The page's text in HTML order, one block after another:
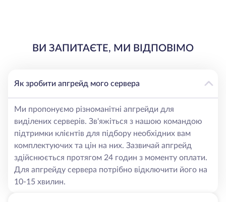
ВИ ЗАПИТАЄТЕ, МИ ВІДПОВІМО
Як зробити апгрейд мого сервера
Ми пропонуємо різноманітні апгрейди для
виділених серверів. Зв'яжіться з нашою командою
підтримки клієнтів для підбору необхідних вам
комплектуючих та цін на них. Зазвичай апгрейд
здійснюється протягом 24 годин з моменту оплати.
Для апгрейду сервера потрібно відключити його на
10-15 хвилин.